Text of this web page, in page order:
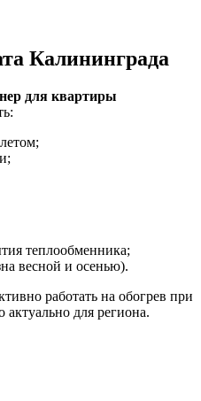
Калининграда
для квартиры
теплообменника;
весной и осенью).
работать на обогрев при
для региона.